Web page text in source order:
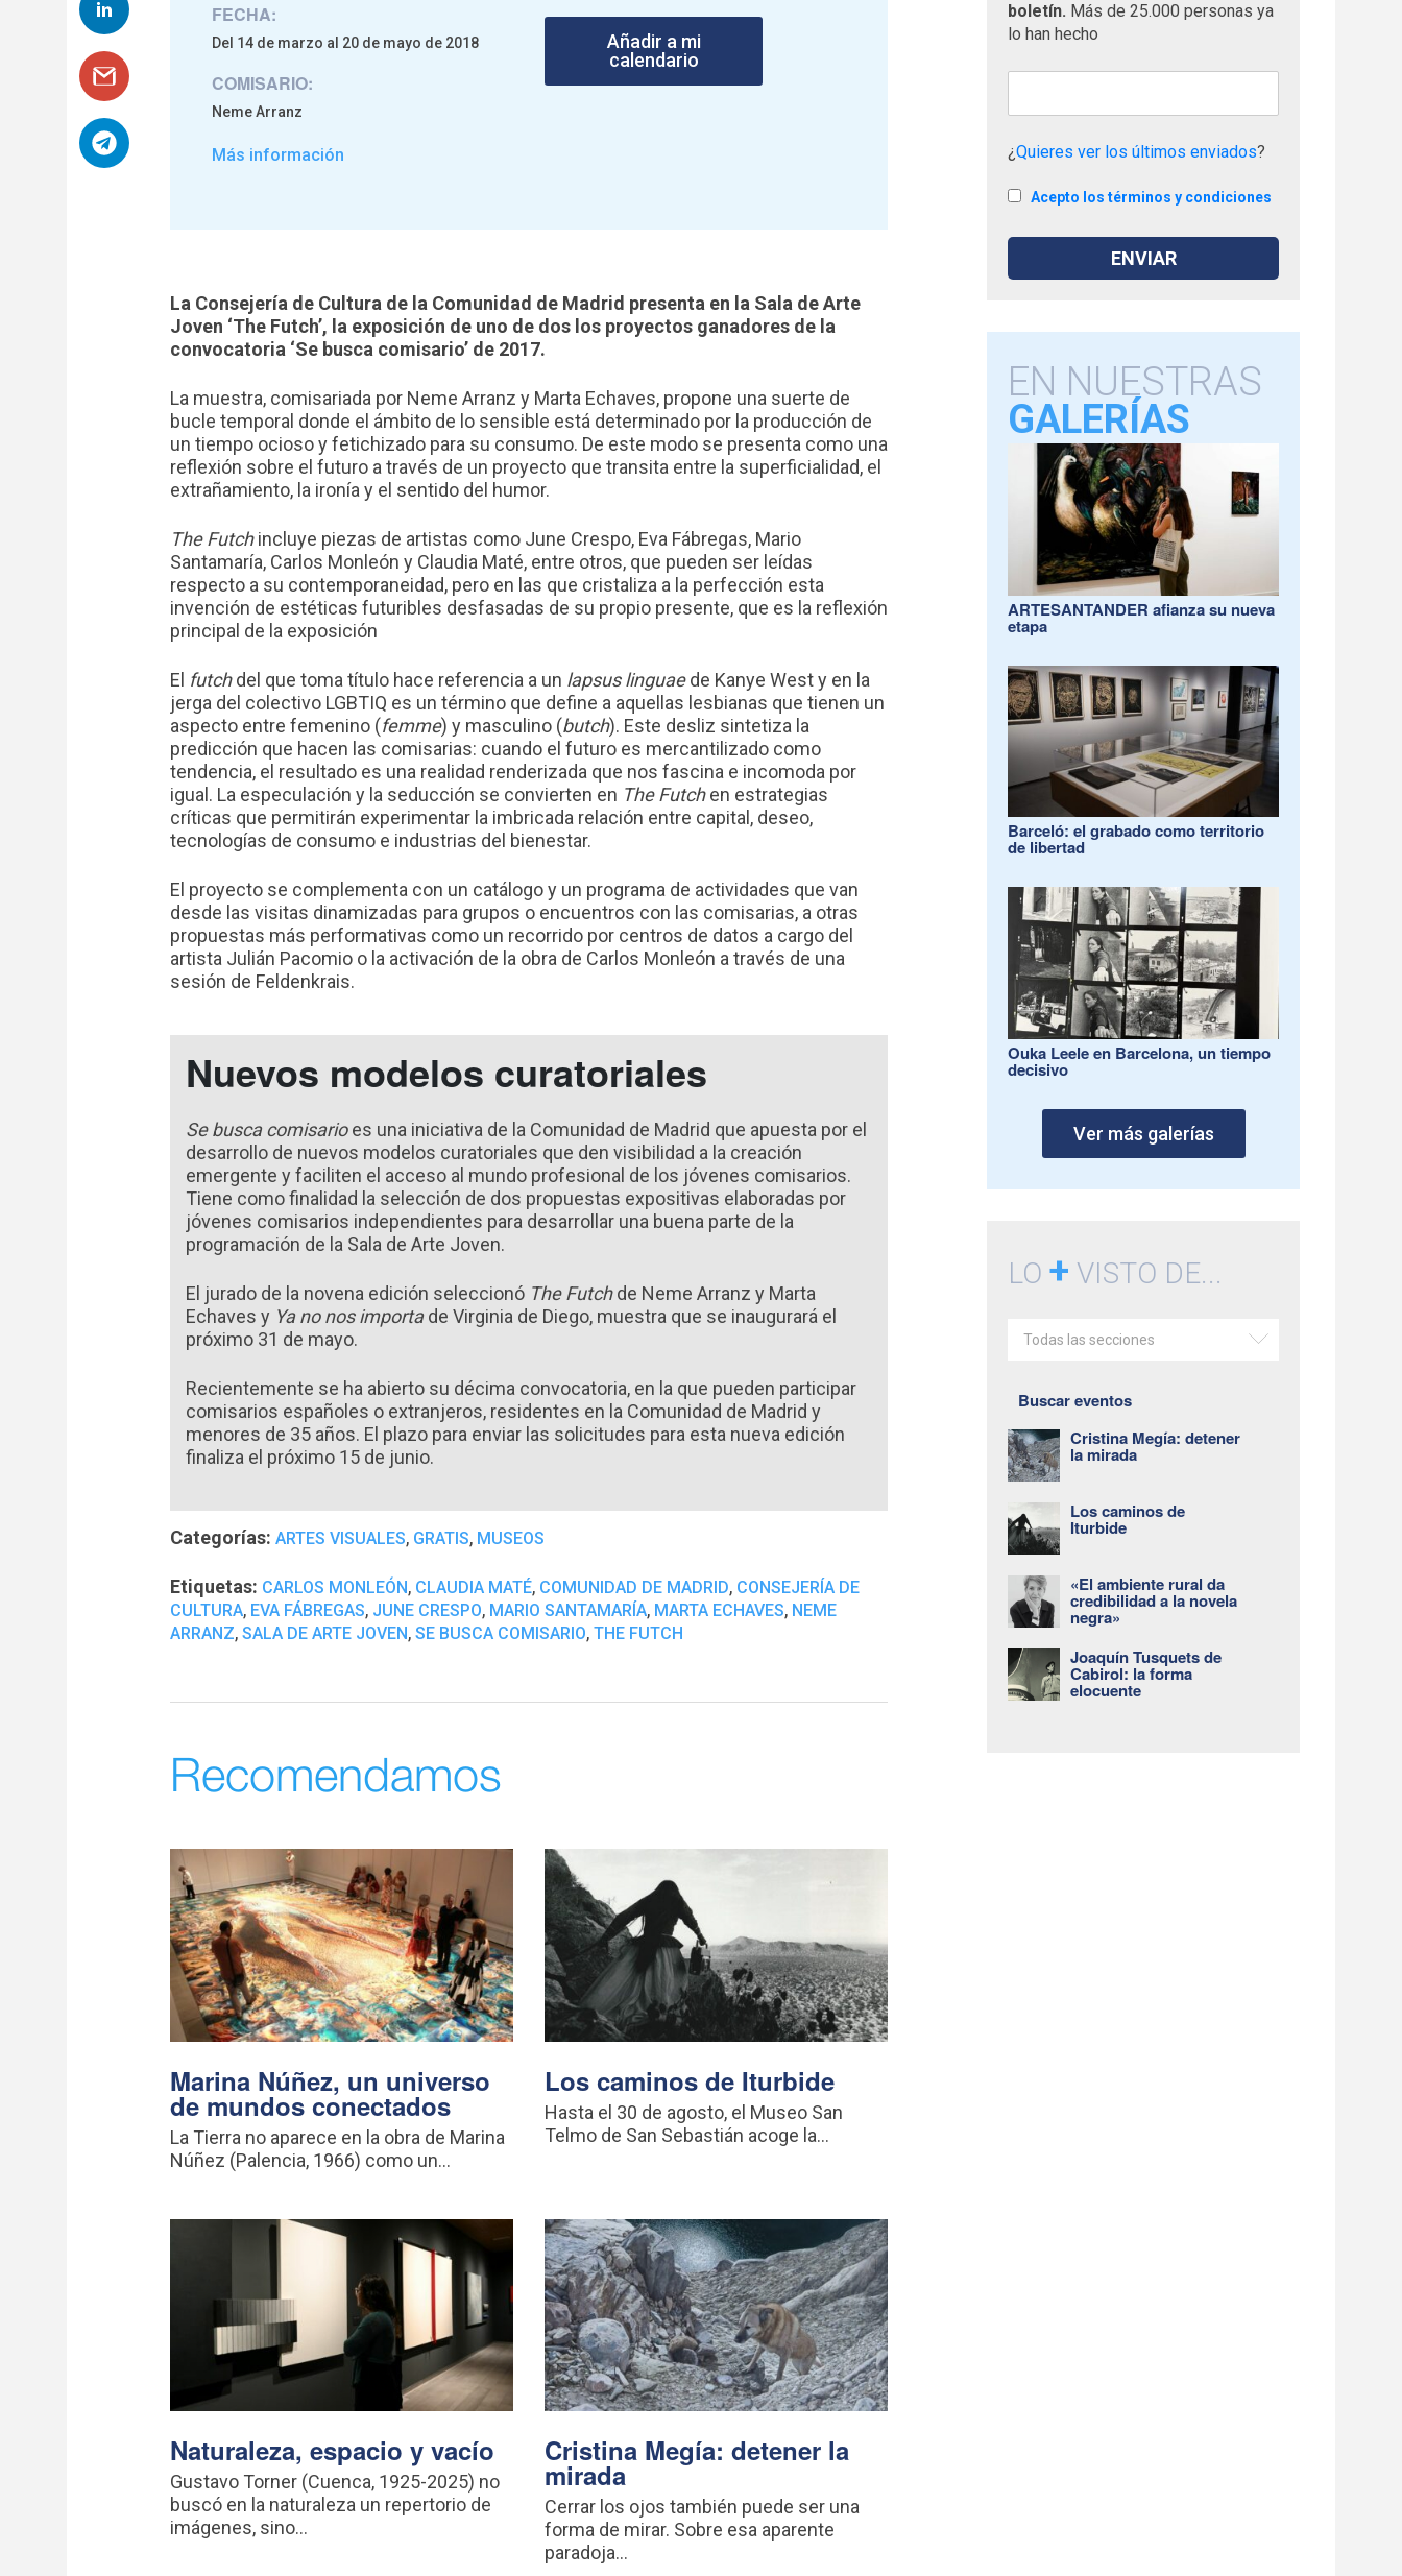
FECHA:
Del 14 de marzo al 20 de mayo de 2018
COMISARIO:
Neme Arranz
Más información
Añadir a mi
calendario
La Consejería de Cultura de la Comunidad de Madrid presenta en la Sala de Arte
Joven ‘The Futch’, la exposición de uno de dos los proyectos ganadores de la
convocatoria ‘Se busca comisario’ de 2017.
La muestra, comisariada por Neme Arranz y Marta Echaves, propone una suerte de
bucle temporal donde el ámbito de lo sensible está determinado por la producción de
un tiempo ocioso y fetichizado para su consumo. De este modo se presenta como una
reflexión sobre el futuro a través de un proyecto que transita entre la superficialidad, el
extrañamiento, la ironía y el sentido del humor.
The Futchincluye piezas de artistas como June Crespo, Eva Fábregas, Mario
Santamaría, Carlos Monleón y Claudia Maté, entre otros, que pueden ser leídas
respecto a su contemporaneidad, pero en las que cristaliza a la perfección esta
invención de estéticas futuribles desfasadas de su propio presente, que es la reflexión
principal de la exposición
El futchdel que toma título hace referencia a un lapsus linguaede Kanye West y en la
jerga del colectivo LGBTIQ es un término que define a aquellas lesbianas que tienen un
aspecto entre femenino (femme) y masculino (butch). Este desliz sintetiza la
predicción que hacen las comisarias: cuando el futuro es mercantilizado como
tendencia, el resultado es una realidad renderizada que nos fascina e incomoda por
igual. La especulación y la seducción se convierten en The Futchen estrategias
críticas que permitirán experimentar la imbricada relación entre capital, deseo,
tecnologías de consumo e industrias del bienestar.
El proyecto se complementa con un catálogo y un programa de actividades que van
desde las visitas dinamizadas para grupos o encuentros con las comisarias, a otras
propuestas más performativas como un recorrido por centros de datos a cargo del
artista Julián Pacomio o la activación de la obra de Carlos Monleón a través de una
sesión de Feldenkrais.
Nuevos modelos curatoriales
Se busca comisarioes una iniciativa de la Comunidad de Madrid que apuesta por el
desarrollo de nuevos modelos curatoriales que den visibilidad a la creación
emergente y faciliten el acceso al mundo profesional de los jóvenes comisarios.
Tiene como finalidad la selección de dos propuestas expositivas elaboradas por
jóvenes comisarios independientes para desarrollar una buena parte de la
programación de la Sala de Arte Joven.
El jurado de la novena edición seleccionó The Futchde Neme Arranz y Marta
Echaves y Ya no nos importade Virginia de Diego, muestra que se inaugurará el
próximo 31 de mayo.
Recientemente se ha abierto su décima convocatoria, en la que pueden participar
comisarios españoles o extranjeros, residentes en la Comunidad de Madrid y
menores de 35 años. El plazo para enviar las solicitudes para esta nueva edición
finaliza el próximo 15 de junio.
Categorías: ARTES VISUALES, GRATIS, MUSEOS
Etiquetas: CARLOS MONLEÓN, CLAUDIA MATÉ, COMUNIDAD DE MADRID, CONSEJERÍA DE
CULTURA, EVA FÁBREGAS, JUNE CRESPO, MARIO SANTAMARÍA, MARTA ECHAVES, NEME
ARRANZ, SALA DE ARTE JOVEN, SE BUSCA COMISARIO, THE FUTCH
Recomendamos
Marina Núñez, un universo
de mundos conectados
La Tierra no aparece en la obra de Marina
Núñez (Palencia, 1966) como un...
Los caminos de Iturbide
Hasta el 30 de agosto, el Museo San
Telmo de San Sebastián acoge la...
Naturaleza, espacio y vacío
Gustavo Torner (Cuenca, 1925-2025) no
buscó en la naturaleza un repertorio de
imágenes, sino...
Cristina Megía: detener la
mirada
Cerrar los ojos también puede ser una
forma de mirar. Sobre esa aparente
paradoja...
boletín. Más de 25.000 personas ya
lo han hecho
¿Quieres ver los últimos enviados?
Acepto los términos y condiciones
EN NUESTRAS
GALERÍAS
ARTESANTANDER afianza su nueva
etapa
Barceló: el grabado como territorio
de libertad
Ouka Leele en Barcelona, un tiempo
decisivo
Ver más galerías
LO+ VISTO DE...
Todas las secciones
Buscar eventos
Cristina Megía: detener
la mirada
Los caminos de
Iturbide
«El ambiente rural da
credibilidad a la novela
negra»
Joaquín Tusquets de
Cabirol: la forma
elocuente